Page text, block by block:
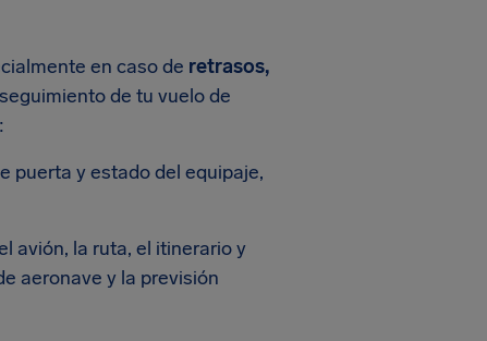
en caso de retrasos,
de tu vuelo de
:
puerta y estado del equipaje,
avión, la ruta, el itinerario y
aeronave y la previsión